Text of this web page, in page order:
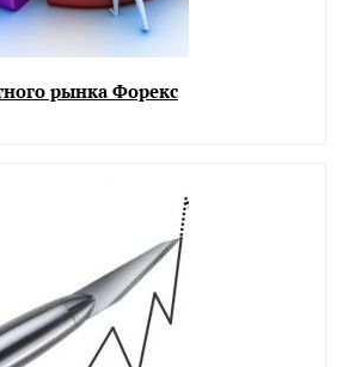
рынка Форекс